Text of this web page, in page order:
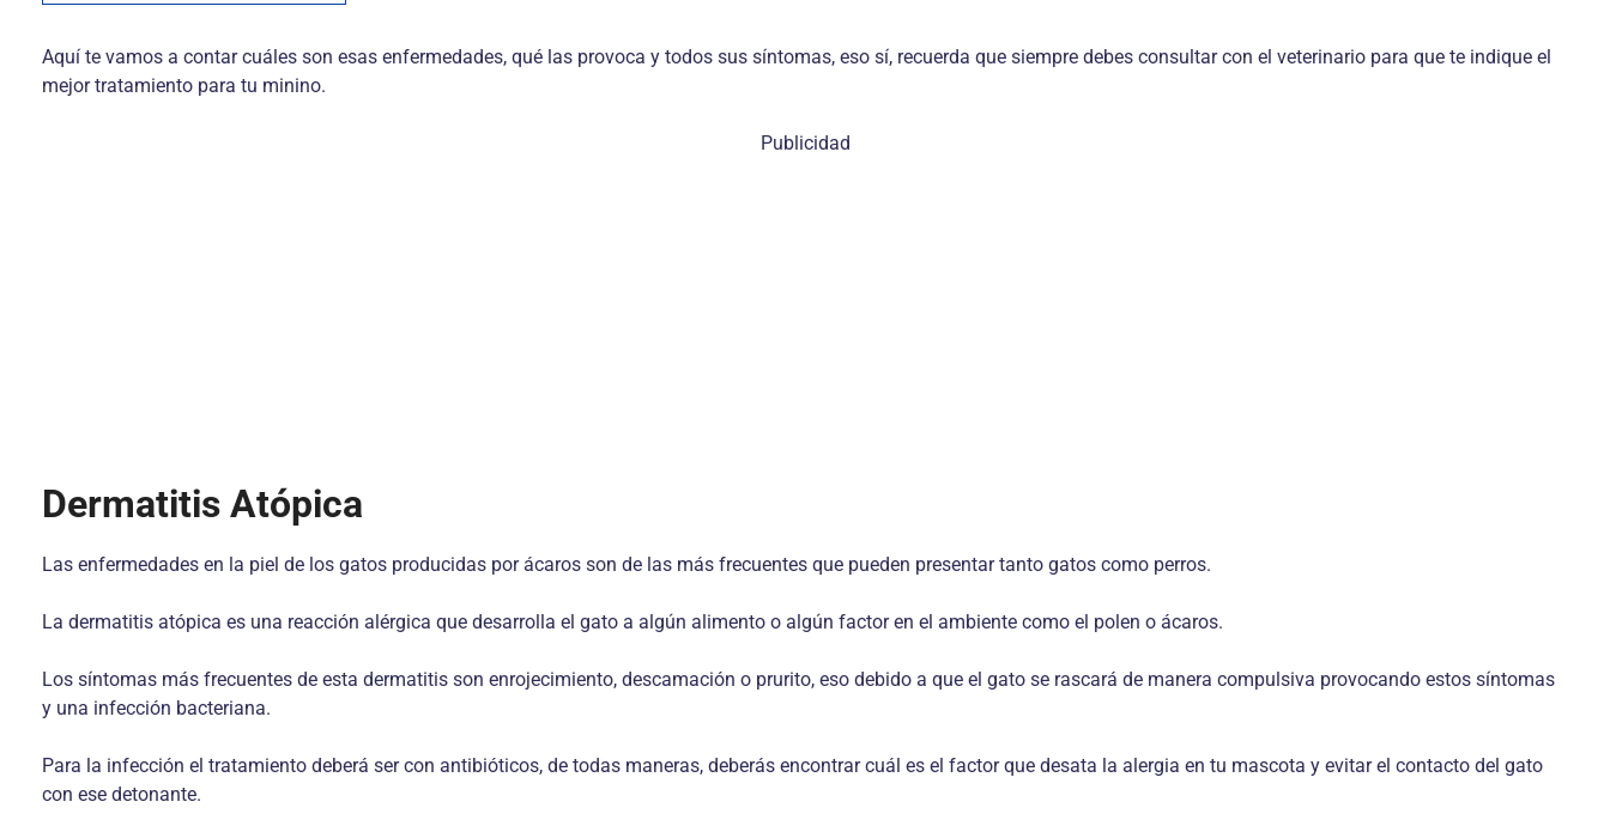
Aquí te vamos a contar cuáles son esas enfermedades, qué las provoca y todos sus síntomas, eso sí, recuerda que siempre debes consultar con el veterinario para que te indique el
mejor tratamiento para tu minino.
Publicidad
Dermatitis Atópica
Las enfermedades en la piel de los gatos producidas por ácaros son de las más frecuentes que pueden presentar tanto gatos como perros.
La dermatitis atópica es una reacción alérgica que desarrolla el gato a algún alimento o algún factor en el ambiente como el polen o ácaros.
Los síntomas más frecuentes de esta dermatitis son enrojecimiento, descamación o prurito, eso debido a que el gato se rascará de manera compulsiva provocando estos síntomas
y una infección bacteriana.
Para la infección el tratamiento deberá ser con antibióticos, de todas maneras, deberás encontrar cuál es el factor que desata la alergia en tu mascota y evitar el contacto del gato
con ese detonante.